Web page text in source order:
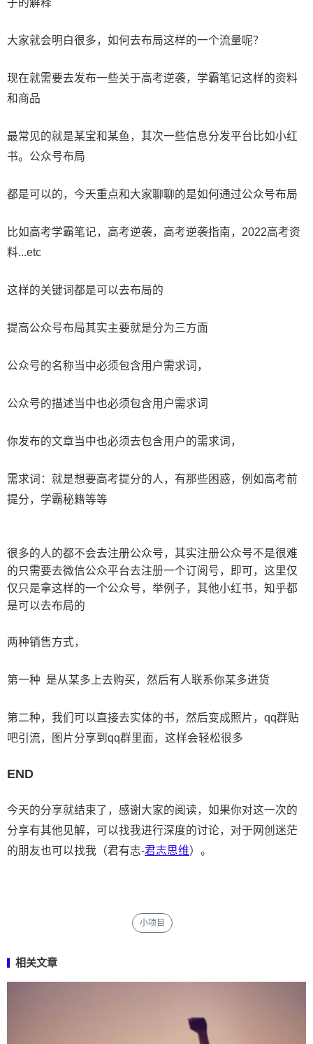
大家就会明白很多，如何去布局这样的一个流量呢？
现在就需要去发布一些关于高考逆袭，学霸笔记这样的资料
和商品
最常见的就是某宝和某鱼，其次一些信息分发平台比如小红
书。公众号布局
都是可以的，今天重点和大家聊聊的是如何通过公众号布局
比如高考学霸笔记，高考逆袭，高考逆袭指南，2022高考资
料...etc
这样的关键词都是可以去布局的
提高公众号布局其实主要就是分为三方面
公众号的名称当中必须包含用户需求词，​
公众号的描述当中也必须包含用户需求词
你发布的文章当中也必须去包含用户的需求词，
需求词：就是想要高考提分的人，有那些困惑，例如高考前
提分，学霸秘籍等等
很多的人的都不会去注册公众号，其实注册公众号不是很难
的只需要去微信公众平台去注册一个订阅号，即可，这里仅
仅只是拿这样的一个公众号，举例子，其他小红书，知乎都
是可以去布局的
​两种销售方式，
第一种 是从某多上去购买，然后有人联系你某多进货
第二种，我们可以直接去实体的书，然后变成照片，qq群贴
吧引流，图片分享到qq群里面，这样会轻松很多
END
今天的分享就结束了，感谢大家的阅读，如果你对这一次的
分享有其他见解，可以找我进行深度的讨论，对于网创迷茫
的朋友也可以找我（君有志-君志思维）。
小项目
相关文章